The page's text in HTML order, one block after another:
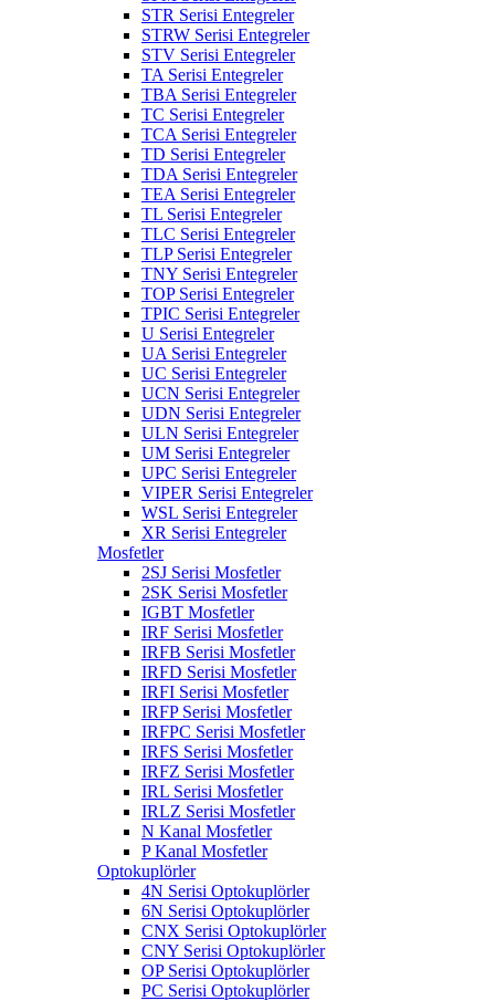
STR Serisi Entegreler
STRW Serisi Entegreler
STV Serisi Entegreler
TA Serisi Entegreler
TBA Serisi Entegreler
TC Serisi Entegreler
TCA Serisi Entegreler
TD Serisi Entegreler
TDA Serisi Entegreler
TEA Serisi Entegreler
TL Serisi Entegreler
TLC Serisi Entegreler
TLP Serisi Entegreler
TNY Serisi Entegreler
TOP Serisi Entegreler
TPIC Serisi Entegreler
U Serisi Entegreler
UA Serisi Entegreler
UC Serisi Entegreler
UCN Serisi Entegreler
UDN Serisi Entegreler
ULN Serisi Entegreler
UM Serisi Entegreler
UPC Serisi Entegreler
VIPER Serisi Entegreler
WSL Serisi Entegreler
XR Serisi Entegreler
Mosfetler
2SJ Serisi Mosfetler
2SK Serisi Mosfetler
IGBT Mosfetler
IRF Serisi Mosfetler
IRFB Serisi Mosfetler
IRFD Serisi Mosfetler
IRFI Serisi Mosfetler
IRFP Serisi Mosfetler
IRFPC Serisi Mosfetler
IRFS Serisi Mosfetler
IRFZ Serisi Mosfetler
IRL Serisi Mosfetler
IRLZ Serisi Mosfetler
N Kanal Mosfetler
P Kanal Mosfetler
Optokuplörler
4N Serisi Optokuplörler
6N Serisi Optokuplörler
CNX Serisi Optokuplörler
CNY Serisi Optokuplörler
OP Serisi Optokuplörler
PC Serisi Optokuplörler